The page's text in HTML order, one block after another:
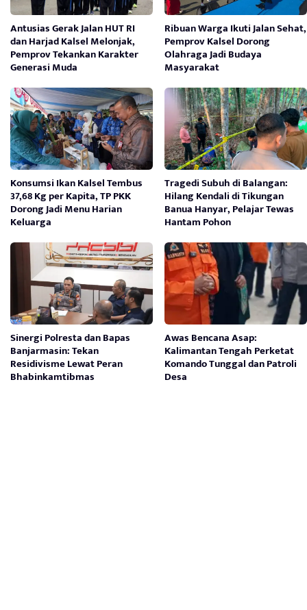
Antusias Gerak Jalan HUT RI
dan Harjad Kalsel Melonjak,
Pemprov Tekankan Karakter
Generasi Muda
Ribuan Warga Ikuti Jalan Sehat,
Pemprov Kalsel Dorong
Olahraga Jadi Budaya
Masyarakat
Konsumsi Ikan Kalsel Tembus
37,68 Kg per Kapita, TP PKK
Dorong Jadi Menu Harian
Keluarga
Tragedi Subuh di Balangan:
Hilang Kendali di Tikungan
Banua Hanyar, Pelajar Tewas
Hantam Pohon
Sinergi Polresta dan Bapas
Banjarmasin: Tekan
Residivisme Lewat Peran
Bhabinkamtibmas
Awas Bencana Asap:
Kalimantan Tengah Perketat
Komando Tunggal dan Patroli
Desa